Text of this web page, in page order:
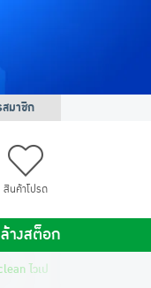
สมาชิก
สินค้าโปรด
างสต็อก
ไวเปอร์ แผ่นทำความสะ